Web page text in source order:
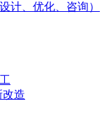
计、优化、咨询）
改造